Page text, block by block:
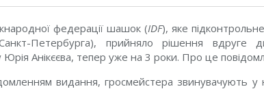
федерації шашок (IDF), яке
Петербурга), прийняло рішення вдруге
Юрія Анікєєва, тепер уже на 3 роки. Про це
видання, гросмейстера звинувачують у